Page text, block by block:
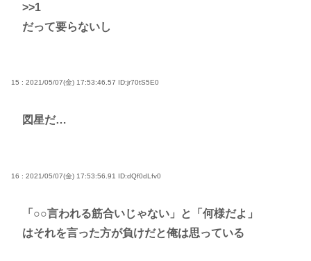
>>1
だって要らないし
15 : 2021/05/07(金) 17:53:46.57 ID:jr70tS5E0
図星だ…
16 : 2021/05/07(金) 17:53:56.91 ID:dQf0dLfv0
「○○言われる筋合いじゃない」と「何様だよ」
はそれを言った方が負けだと俺は思っている